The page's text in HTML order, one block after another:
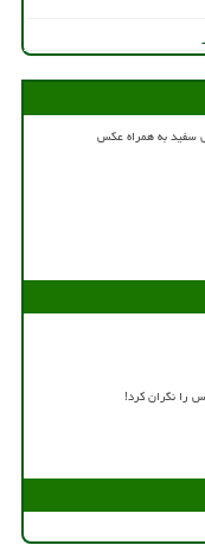
سفید به همراه عکس
را نگران کرد!